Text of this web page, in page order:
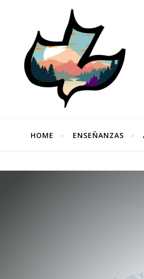
HOME ENSEÑANZAS